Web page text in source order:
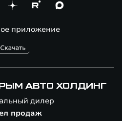
приложение
АВТО ХОЛДИНГ
дилер
продаж